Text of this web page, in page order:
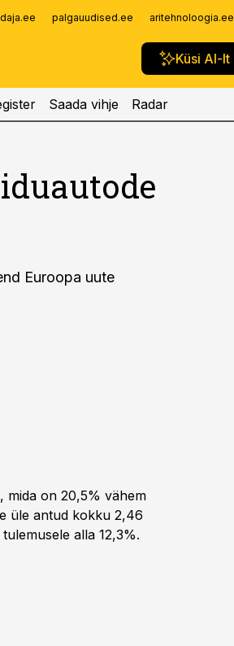
palgauudised.ee aritehnoloogia.ee
Küsi AI-lt
Saada vihje Radar
Euroopa uute
mida on 20,5% vähem
üle antud kokku 2,46
alla 12,3%.